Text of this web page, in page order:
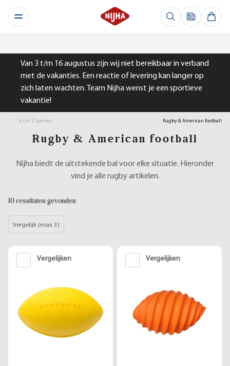
Van 3 t/m 16 augustus zijn wij niet bereikbaar in verband
met de vakanties. Een reactie of levering kan langer op
zich laten wachten. Team Nijha wenst je een sportieve
vakantie!
A t/m Z sporten Rugby & American football
Rugby & American football
Nijha biedt de uitstekende bal voor elke situatie. Hieronder
vind je alle rugby artikelen.
10 resultaten gevonden
Vergelijk (max 3)
Vergelijken Vergelijken